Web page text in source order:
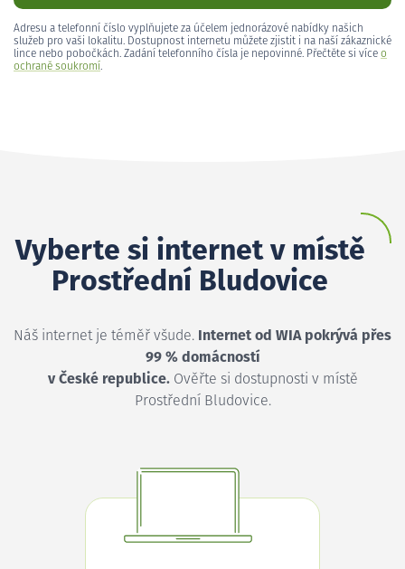
Adresu a telefonní číslo vyplňujete za účelem jednorázové nabídky našich
služeb pro vaši lokalitu. Dostupnost internetu můžete zjistit i na naší zákaznické
lince nebo pobočkách. Zadání telefonního čísla je nepovinné. Přečtěte si více o
ochraně soukromí.
Vyberte si internet v místě
Prostřední Bludovice
Náš internet je téměř všude. Internet od WIA pokrývá přes
99 % domácností
v České republice.Ověřte si dostupnosti v místě
Prostřední Bludovice.